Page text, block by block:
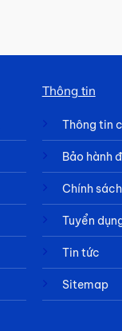
Thông tin
Thông tin
Bảo hành
Chính
Tuyển
Tin tức
Sitemap